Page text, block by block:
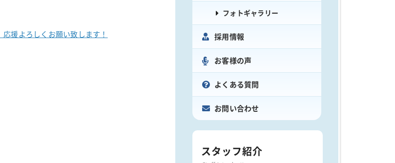
応援よろしくお願い致します！
フォトギャラリー
採用情報
お客様の声
よくある質問
お問い合わせ
スタッフ紹介